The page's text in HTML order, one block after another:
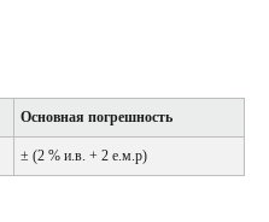
Основная погрешность
± (2 % и.в. + 2 е.м.р)